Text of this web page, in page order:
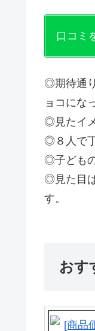
口コミ
◎期待通
ョコにな
◎見たイ
◎８人で
◎子ども
◎見た目
す。
おす